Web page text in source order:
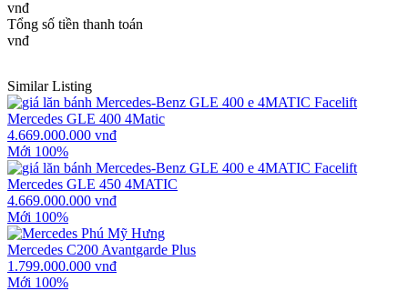
Tổng số tiền thanh toán
Similar Listing
Mercedes GLE 400 4Matic
4.669.000.000 vnđ
Mới 100%
Mercedes GLE 450 4MATIC
4.669.000.000 vnđ
Mới 100%
Mercedes C200 Avantgarde Plus
1.799.000.000 vnđ
Mới 100%